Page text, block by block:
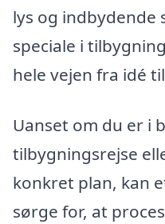
lys og indbydende
speciale i
hele vejen fra idé
Uanset om du er i
tilbygningsrejse
konkret plan, kan
sørge for, at